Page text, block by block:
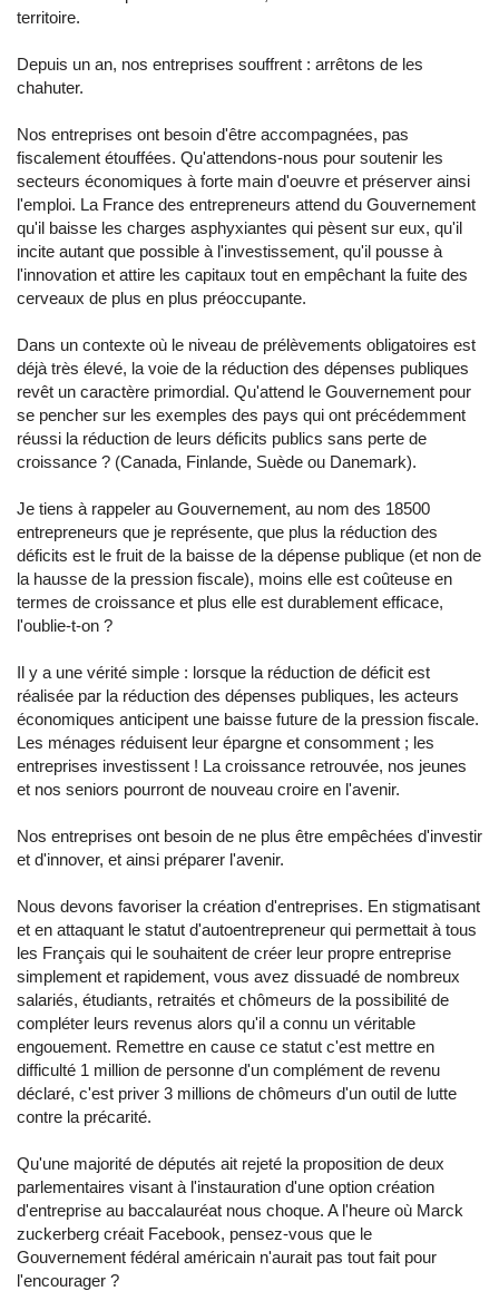
territoire.
Depuis un an, nos entreprises souffrent : arrêtons de les
chahuter.
Nos entreprises ont besoin d'être accompagnées, pas
fiscalement étouffées. Qu'attendons-nous pour soutenir les
secteurs économiques à forte main d'oeuvre et préserver ainsi
l'emploi. La France des entrepreneurs attend du Gouvernement
qu'il baisse les charges asphyxiantes qui pèsent sur eux, qu'il
incite autant que possible à l'investissement, qu'il pousse à
l'innovation et attire les capitaux tout en empêchant la fuite des
cerveaux de plus en plus préoccupante.
Dans un contexte où le niveau de prélèvements obligatoires est
déjà très élevé, la voie de la réduction des dépenses publiques
revêt un caractère primordial. Qu'attend le Gouvernement pour
se pencher sur les exemples des pays qui ont précédemment
réussi la réduction de leurs déficits publics sans perte de
croissance ? (Canada, Finlande, Suède ou Danemark).
Je tiens à rappeler au Gouvernement, au nom des 18500
entrepreneurs que je représente, que plus la réduction des
déficits est le fruit de la baisse de la dépense publique (et non de
la hausse de la pression fiscale), moins elle est coûteuse en
termes de croissance et plus elle est durablement efficace,
l'oublie-t-on ?
Il y a une vérité simple : lorsque la réduction de déficit est
réalisée par la réduction des dépenses publiques, les acteurs
économiques anticipent une baisse future de la pression fiscale.
Les ménages réduisent leur épargne et consomment ; les
entreprises investissent ! La croissance retrouvée, nos jeunes
et nos seniors pourront de nouveau croire en l'avenir.
Nos entreprises ont besoin de ne plus être empêchées d'investir
et d'innover, et ainsi préparer l'avenir.
Nous devons favoriser la création d'entreprises. En stigmatisant
et en attaquant le statut d'autoentrepreneur qui permettait à tous
les Français qui le souhaitent de créer leur propre entreprise
simplement et rapidement, vous avez dissuadé de nombreux
salariés, étudiants, retraités et chômeurs de la possibilité de
compléter leurs revenus alors qu'il a connu un véritable
engouement. Remettre en cause ce statut c'est mettre en
difficulté 1 million de personne d'un complément de revenu
déclaré, c'est priver 3 millions de chômeurs d'un outil de lutte
contre la précarité.
Qu'une majorité de députés ait rejeté la proposition de deux
parlementaires visant à l'instauration d'une option création
d'entreprise au baccalauréat nous choque. A l'heure où Marck
zuckerberg créait Facebook, pensez-vous que le
Gouvernement fédéral américain n'aurait pas tout fait pour
l'encourager ?